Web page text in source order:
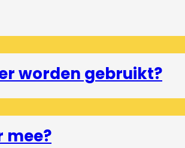
worden gebruikt?
mee?